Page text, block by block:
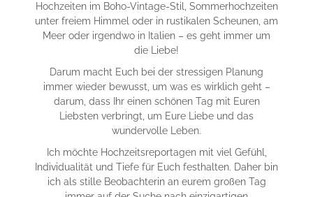
Hochzeiten im Boho-Vintage-Stil, Sommerhochzeiten
unter freiem Himmel oder in rustikalen Scheunen, am
Meer oder irgendwo in Italien – es geht immer um
die Liebe!
Darum macht Euch bei der stressigen Planung
immer wieder bewusst, um was es wirklich geht –
darum, dass Ihr einen schönen Tag mit Euren
Liebsten verbringt, um Eure Liebe und das
wundervolle Leben.
Ich möchte Hochzeitsreportagen mit viel Gefühl,
Individualität und Tiefe für Euch festhalten. Daher bin
ich als stille Beobachterin an eurem großen Tag